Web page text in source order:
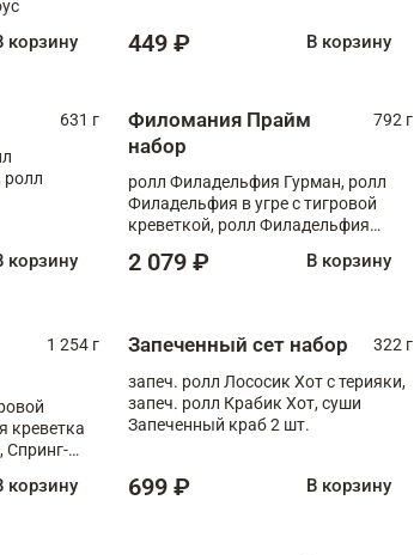
корзину 449 ₽ В корзину
631 г
ролл
корзину
Филомания Прайм
набор
792 г
ролл Филадельфия Гурман, ролл
Филадельфия в угре с тигровой
креветкой, ролл Филадельфия
2 079 ₽ В корзину
1 254 г
креветка
Спринг-
корзину
Запеченный сет набор
322 г
запеч. ролл Лососик Хот с терияки,
запеч. ролл Крабик Хот, суши
Запеченный краб 2 шт.
699 ₽ В корзину